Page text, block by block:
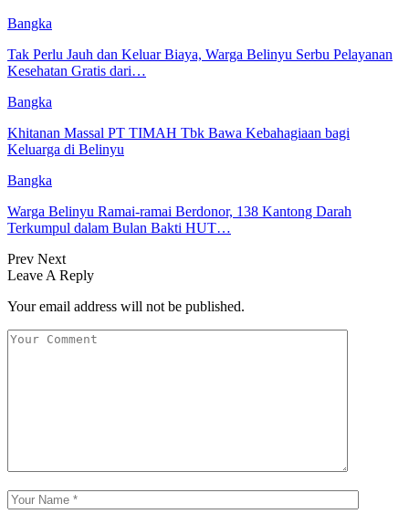
Bangka
Tak Perlu Jauh dan Keluar Biaya, Warga Belinyu Serbu Pelayanan
Kesehatan Gratis dari…
Bangka
Khitanan Massal PT TIMAH Tbk Bawa Kebahagiaan bagi
Keluarga di Belinyu
Bangka
Warga Belinyu Ramai-ramai Berdonor, 138 Kantong Darah
Terkumpul dalam Bulan Bakti HUT…
Prev Next
Leave A Reply
Your email address will not be published.